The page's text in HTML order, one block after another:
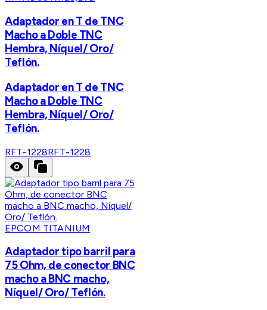
Adaptador en T de TNC
Macho a Doble TNC
Hembra, Níquel/ Oro/
Teflón.
Adaptador en T de TNC
Macho a Doble TNC
Hembra, Níquel/ Oro/
Teflón.
RFT-1228RFT-1228
EPCOM TITANIUM
Adaptador tipo barril para
75 Ohm, de conector BNC
macho a BNC macho,
Níquel/ Oro/ Teflón.